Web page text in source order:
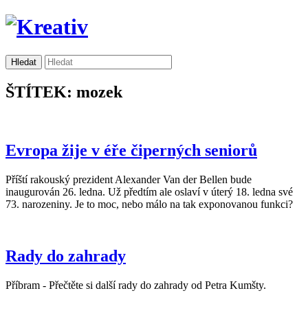
ŠTÍTEK: mozek
Evropa žije v éře čiperných seniorů
Příští rakouský prezident Alexander Van der Bellen bude
inaugurován 26. ledna. Už předtím ale oslaví v úterý 18. ledna své
73. narozeniny. Je to moc, nebo málo na tak exponovanou funkci?
Rady do zahrady
Příbram - Přečtěte si další rady do zahrady od Petra Kumšty.